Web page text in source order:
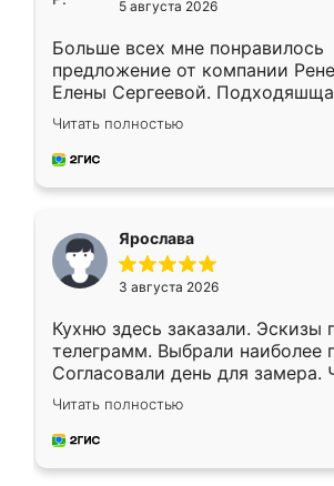
5 августа 2026
Больше всех мне понравилось
предложение от компании
Елены Сергеевой.
короткие сроки изготовления.
для замера сотрудник
предложил по моему эскизу
Читать полностью
Ярослава
3 августа 2026
Кухню здесь заказали. Эскизы
телеграмм. Выбрали наиболее
Согласовали день для замера.
недели кухня была уже готова.
довольны работой. Спасибо
мебель за качественную работу!
Читать полностью